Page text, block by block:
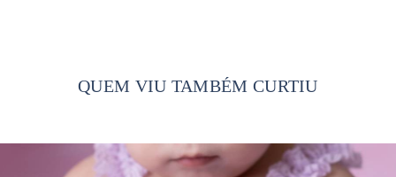
QUEM VIU TAMBÉM CURTIU